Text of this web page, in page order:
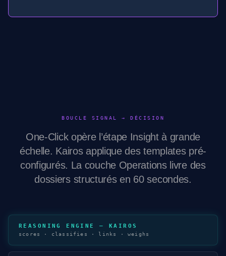
BOUCLE SIGNAL → DÉCISION
One-Click opère l’étape Insight à grande
échelle. Kairos applique des templates pré-
configurés. La couche Operations livre des
dossiers structurés en 60 secondes.
REASONING ENGINE — KAIROS
scores · classifies · links · weighs